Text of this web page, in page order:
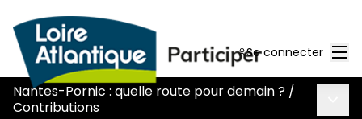
Se connecter
Nantes-Pornic : quelle route pour demain ? /
Contributions